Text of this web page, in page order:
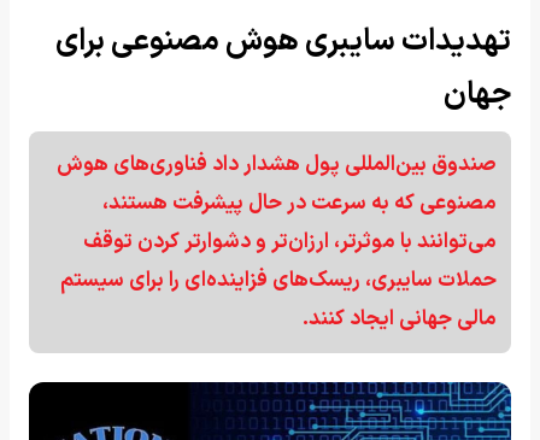
تهدیدات سایبری هوش مصنوعی برای
جهان
صندوق بین‌المللی پول هشدار داد فناوری‌های هوش
مصنوعی که به سرعت در حال پیشرفت هستند،
می‌توانند با موثرتر، ارزان‌تر و دشوارتر کردن توقف
حملات سایبری، ریسک‌های فزاینده‌ای را برای سیستم
مالی جهانی ایجاد کنند.